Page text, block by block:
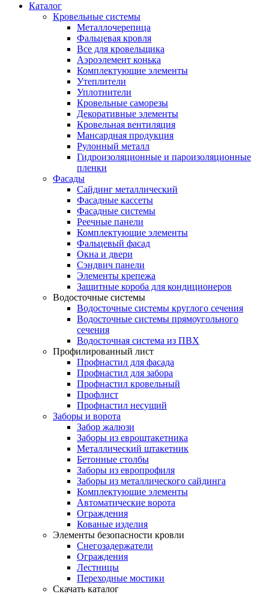
Каталог
Кровельные системы
Металлочерепица
Фальцевая кровля
Все для кровельщика
Аэроэлемент конька
Комплектующие элементы
Утеплители
Уплотнители
Кровельные саморезы
Декоративные элементы
Кровельная вентиляция
Мансардная продукция
Рулонный металл
Гидроизоляционные и пароизоляционные
пленки
Фасады
Сайдинг металлический
Фасадные кассеты
Фасадные системы
Реечные панели
Комплектующие элементы
Фальцевый фасад
Окна и двери
Сэндвич панели
Элементы крепежа
Защитные короба для кондиционеров
Водосточные системы
Водосточные системы круглого сечения
Водосточные системы прямоугольного
сечения
Водосточная система из ПВХ
Профилированный лист
Профнастил для фасада
Профнастил для забора
Профнастил кровельный
Профлист
Профнастил несущий
Заборы и ворота
Забор жалюзи
Заборы из евроштакетника
Металлический штакетник
Бетонные столбы
Заборы из европрофиля
Заборы из металлического сайдинга
Комплектующие элементы
Автоматические ворота
Ограждения
Кованые изделия
Элементы безопасности кровли
Снегозадержатели
Ограждения
Лестницы
Переходные мостики
Скачать каталог